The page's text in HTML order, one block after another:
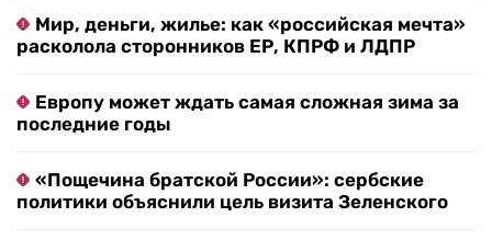
Мир, деньги, жилье: как «российская мечта»
расколола сторонников ЕР, КПРФ и ЛДПР
Европу может ждать самая сложная зима за
последние годы
«Пощечина братской России»: сербские
политики объяснили цель визита Зеленского